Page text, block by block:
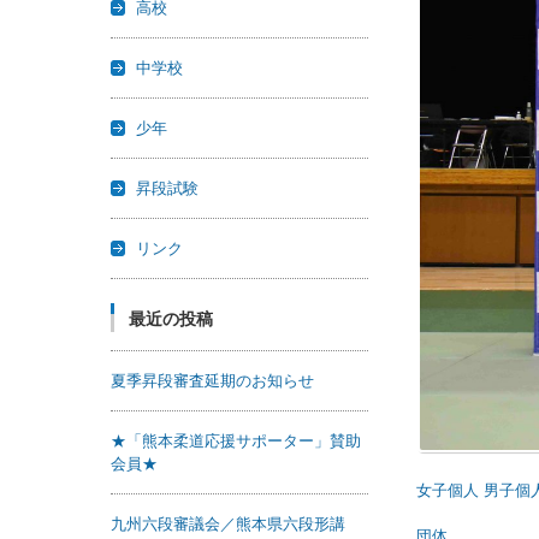
女子個人 男子個
高校
中学校
少年
昇段試験
リンク
最近の投稿
夏季昇段審査延期のお知らせ
★「熊本柔道応援サポーター」賛助
会員★
九州六段審議会／熊本県六段形講